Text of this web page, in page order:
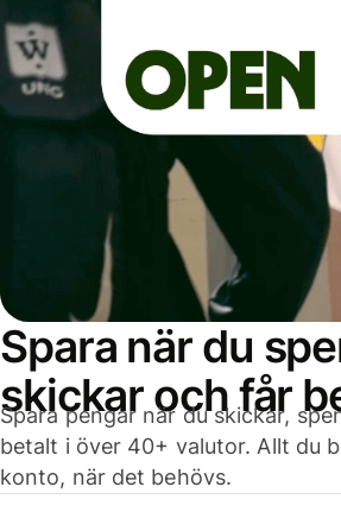
Spara när du
skickar och får
Spara pengar när du skickar,
betalt i över 40+ valutor. Allt du
konto, när det behövs.